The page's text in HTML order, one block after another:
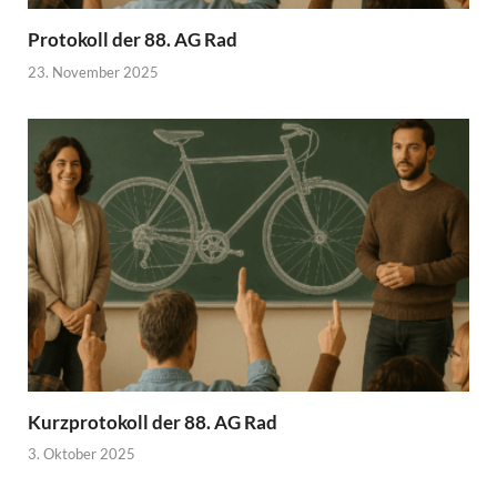
Protokoll der 88. AG Rad
23. November 2025
Kurzprotokoll der 88. AG Rad
3. Oktober 2025